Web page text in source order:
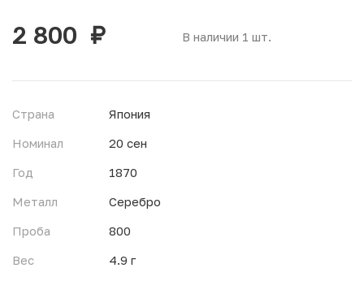
В наличии 1 шт.
2 800 руб.
Страна
Япония
Номинал
20 сен
Год
1870
Металл
Серебро
Проба
800
Вес
4.9 г